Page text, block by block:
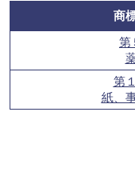
商
第
第
紙、